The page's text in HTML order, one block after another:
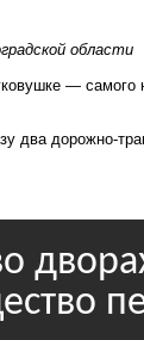
области
—
два дорожно-